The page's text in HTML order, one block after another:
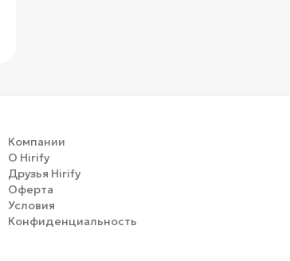
Компании
О Hirify
Друзья Hirify
Оферта
Условия
Конфиденциальность